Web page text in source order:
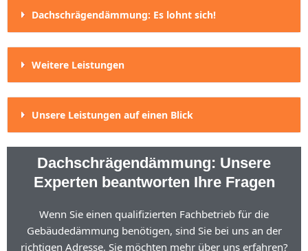
Dachschrägendämmung: Es lohnt sich!
Weitere Leistungen
Unsere Leistungen auf einen Blick
Dachschrägendämmung: Unsere
Experten beantworten Ihre Fragen
Wenn Sie einen qualifizierten Fachbetrieb für die
Gebäudedämmung benötigen, sind Sie bei uns an der
richtigen Adresse. Sie möchten mehr über uns erfahren?